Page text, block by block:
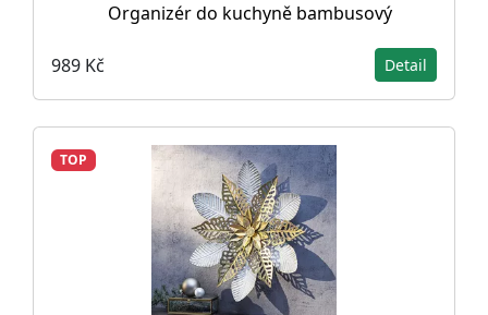
Organizér do kuchyně bambusový
989 Kč Detail
TOP